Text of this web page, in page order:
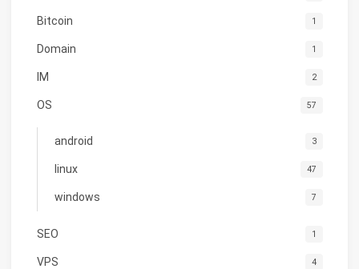
Bitcoin 1
Domain 1
IM 2
OS 57
android 3
linux 47
windows 7
SEO 1
VPS 4